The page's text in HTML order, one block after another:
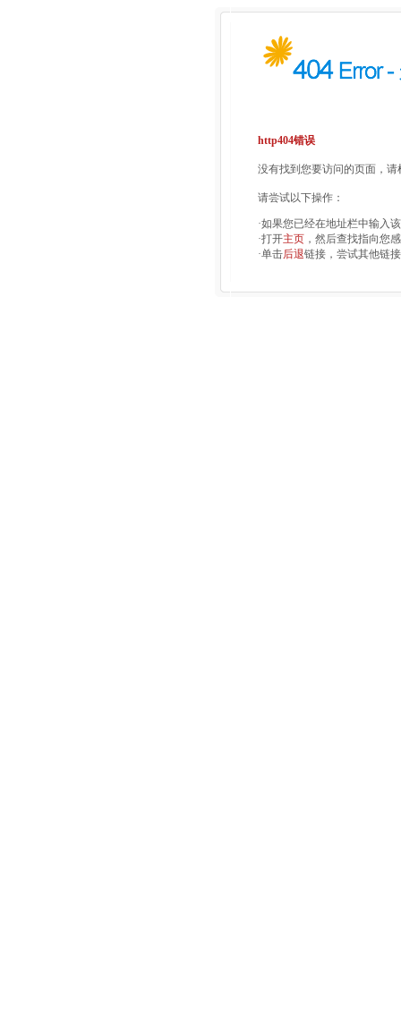
http404错误
没有找到您要访问的页面，
请尝试以下操作：
·如果您已经在地址栏中输入
·打开主页 ，然后查找指向您
·单击后退链接，尝试其他链